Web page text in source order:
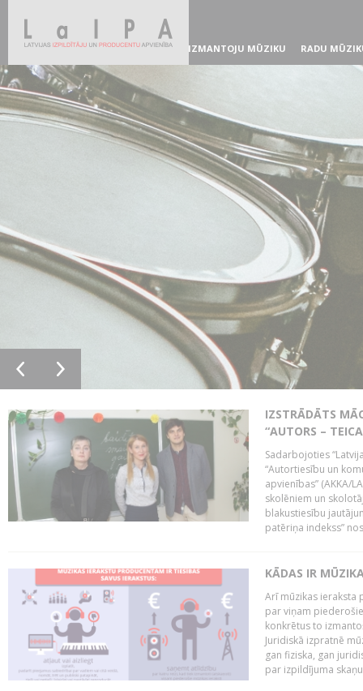
IZMANTOJU MŪZIKU RADU
IZSTRĀDĀTS
“AUTORS –
Sadarbojoties
“Autortiesību un
apvienības” (AKKA/
skolēniem un
blakustiesību
patēriņa indekss”
KĀDAS IR
Arī mūzikas ieraksta
par viņam
konkrētus to
Juridiskā izpratnē
gan fiziska, gan
par izpildījuma